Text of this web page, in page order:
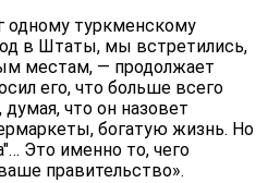
одному туркменскому
в Штаты, мы встретились,
местам, — продолжает
его, что больше всего
что он назовет
богатую жизнь. Но
Это именно то, чего
правительство».